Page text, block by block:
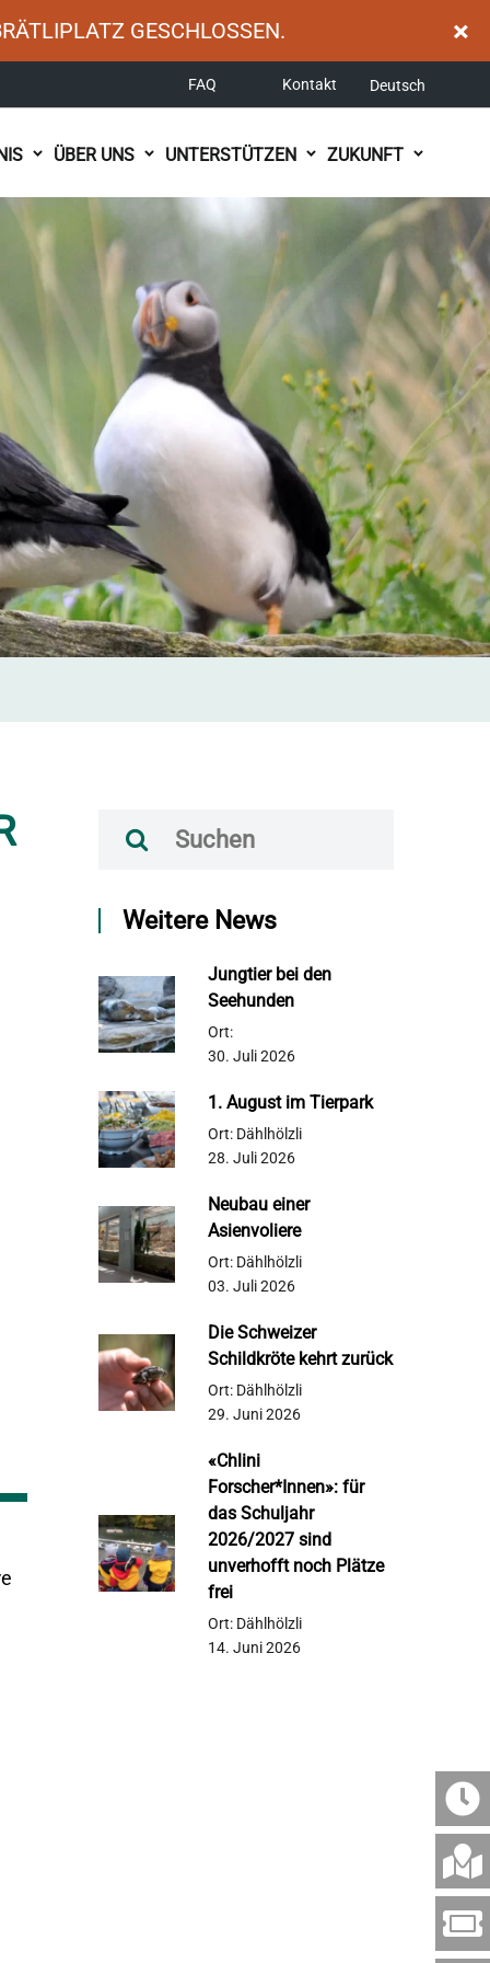
GESCHLOSSEN. ×
FAQ Kontakt Deutsch
ÜBER UNS UNTERSTÜTZEN ZUKUNFT
Weitere News
Jungtier bei den
Seehunden
Ort:
30. Juli 2026
1. August im Tierpark
Ort: Dählhölzli
28. Juli 2026
Neubau einer
Asienvoliere
Ort: Dählhölzli
03. Juli 2026
Die Schweizer
Schildkröte kehrt zurück
Ort: Dählhölzli
29. Juni 2026
«Chlini
Forscher*Innen»: für
das Schuljahr
2026/2027 sind
unverhofft noch Plätze
frei
Ort: Dählhölzli
14. Juni 2026